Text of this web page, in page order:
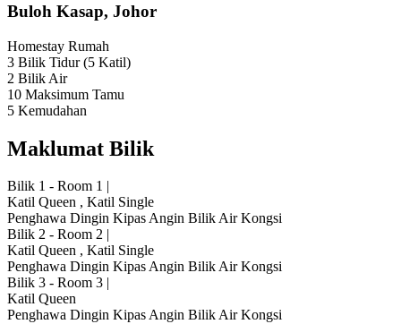
Buloh Kasap, Johor
Homestay Rumah
3 Bilik Tidur(5 Katil)
2 Bilik Air
10 Maksimum Tamu
5 Kemudahan
Maklumat Bilik
Bilik 1 - Room 1 |
Katil Queen , Katil Single
Penghawa Dingin Kipas Angin Bilik Air Kongsi
Bilik 2 - Room 2 |
Katil Queen , Katil Single
Penghawa Dingin Kipas Angin Bilik Air Kongsi
Bilik 3 - Room 3 |
Katil Queen
Penghawa Dingin Kipas Angin Bilik Air Kongsi